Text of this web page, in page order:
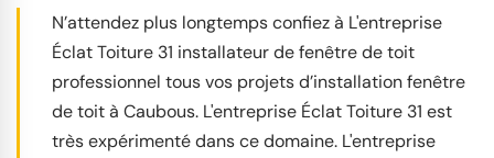
N’attendez plus longtemps confiez à L'entreprise
Éclat Toiture 31 installateur de fenêtre de toit
professionnel tous vos projets d’installation fenêtre
de toit à Caubous. L'entreprise Éclat Toiture 31 est
très expérimenté dans ce domaine. L'entreprise